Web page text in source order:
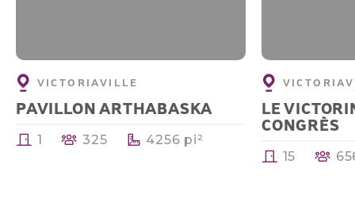
VICTORIAVILLE
PAVILLON ARTHABASKA
1 325 4256 pi²
LE
CONGRÈS
15